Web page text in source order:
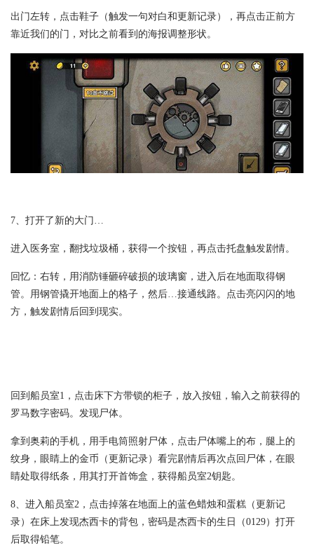
出门左转，点击鞋子（触发一句对白和更新记录），再点击正前方
靠近我们的门，对比之前看到的海报调整形状。
7、打开了新的大门…
进入医务室，翻找垃圾桶，获得一个按钮，再点击托盘触发剧情。
回忆：右转，用消防锤砸碎破损的玻璃窗，进入后在地面取得钢
管。用钢管撬开地面上的格子，然后…接通线路。点击亮闪闪的地
方，触发剧情后回到现实。
回到船员室1，点击床下方带锁的柜子，放入按钮，输入之前获得的
罗马数字密码。发现尸体。
拿到奥莉的手机，用手电筒照射尸体，点击尸体嘴上的布，腿上的
纹身，眼睛上的金币（更新记录）看完剧情后再次点回尸体，在眼
睛处取得纸条，用其打开首饰盒，获得船员室2钥匙。
8、进入船员室2，点击掉落在地面上的蓝色蜡烛和蛋糕（更新记
录）在床上发现杰西卡的背包，密码是杰西卡的生日（0129）打开
后取得铅笔。